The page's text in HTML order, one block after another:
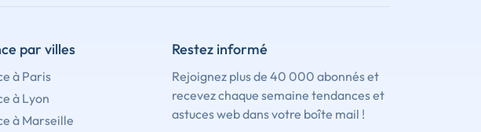
par villes
à Paris
à Lyon
à Marseille
Restez informé
Rejoignez plus de 40 000 abonnés et
recevez chaque semaine tendances et
astuces web dans votre boîte mail !